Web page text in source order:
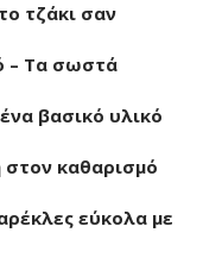
τζάκι σαν
– Τα σωστά
βασικό υλικό
στον καθαρισμό
εύκολα με